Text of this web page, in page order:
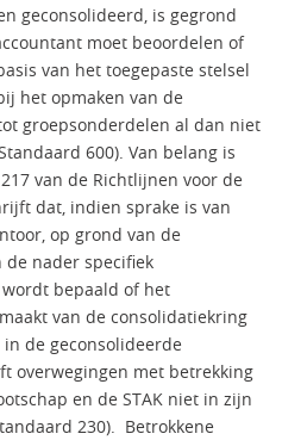
geconsolideerd, is gegrond
moet beoordelen of
van het toegepaste stelsel
het opmaken van de
groepsonderdelen al dan niet
600). Van belang is
van de Richtlijnen voor de
dat, indien sprake is van
op grond van de
nader specifiek
bepaald of het
van de consolidatiekring
de geconsolideerde
overwegingen met betrekking
en de STAK niet in zijn
230). Betrokkene